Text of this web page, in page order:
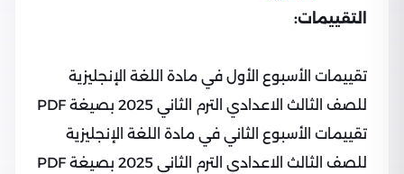
التقييمات:
تقييمات الأسبوع الأول في مادة اللغة الإنجليزية
للصف الثالث الاعدادي الترم الثاني 2025 بصيغة PDF
تقييمات الأسبوع الثاني في مادة اللغة الإنجليزية
للصف الثالث الاعدادي الترم الثاني 2025 بصيغة PDF